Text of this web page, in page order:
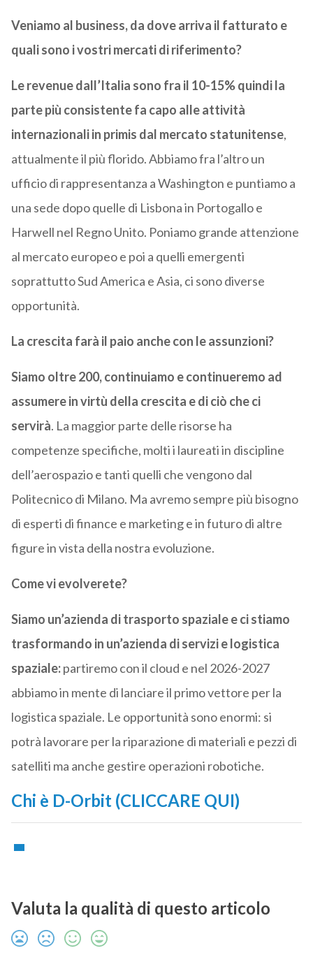
Veniamo al business, da dove arriva il fatturato e
quali sono i vostri mercati di riferimento?
Le revenue dall’Italia sono fra il 10-15% quindi la
parte più consistente fa capo alle attività
internazionali in primis dal mercato statunitense,
attualmente il più florido. Abbiamo fra l’altro un
ufficio di rappresentanza a Washington e puntiamo a
una sede dopo quelle di Lisbona in Portogallo e
Harwell nel Regno Unito. Poniamo grande attenzione
al mercato europeo e poi a quelli emergenti
soprattutto Sud America e Asia, ci sono diverse
opportunità.
La crescita farà il paio anche con le assunzioni?
Siamo oltre 200, continuiamo e continueremo ad
assumere in virtù della crescita e di ciò che ci
servirà. La maggior parte delle risorse ha
competenze specifiche, molti i laureati in discipline
dell’aerospazio e tanti quelli che vengono dal
Politecnico di Milano. Ma avremo sempre più bisogno
di esperti di finance e marketing e in futuro di altre
figure in vista della nostra evoluzione.
Come vi evolverete?
Siamo un’azienda di trasporto spaziale e ci stiamo
trasformando in un’azienda di servizi e logistica
spaziale:partiremo con il cloud e nel 2026-2027
abbiamo in mente di lanciare il primo vettore per la
logistica spaziale. Le opportunità sono enormi: si
potrà lavorare per la riparazione di materiali e pezzi di
satelliti ma anche gestire operazioni robotiche.
Chi è D-Orbit (CLICCARE QUI)
Valuta la qualità di questo articolo